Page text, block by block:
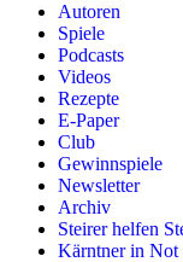
Autoren
Spiele
Podcasts
Videos
Rezepte
E-Paper
Club
Gewinnspiele
Newsletter
Archiv
Steirer helfen
Kärntner in Not